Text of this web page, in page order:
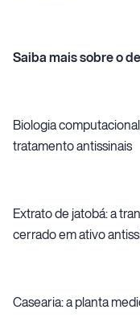
Saiba mais sobre o
Biologia
tratamento antissinais
Extrato de jatobá: a
cerrado em ativo
Casearia: a planta